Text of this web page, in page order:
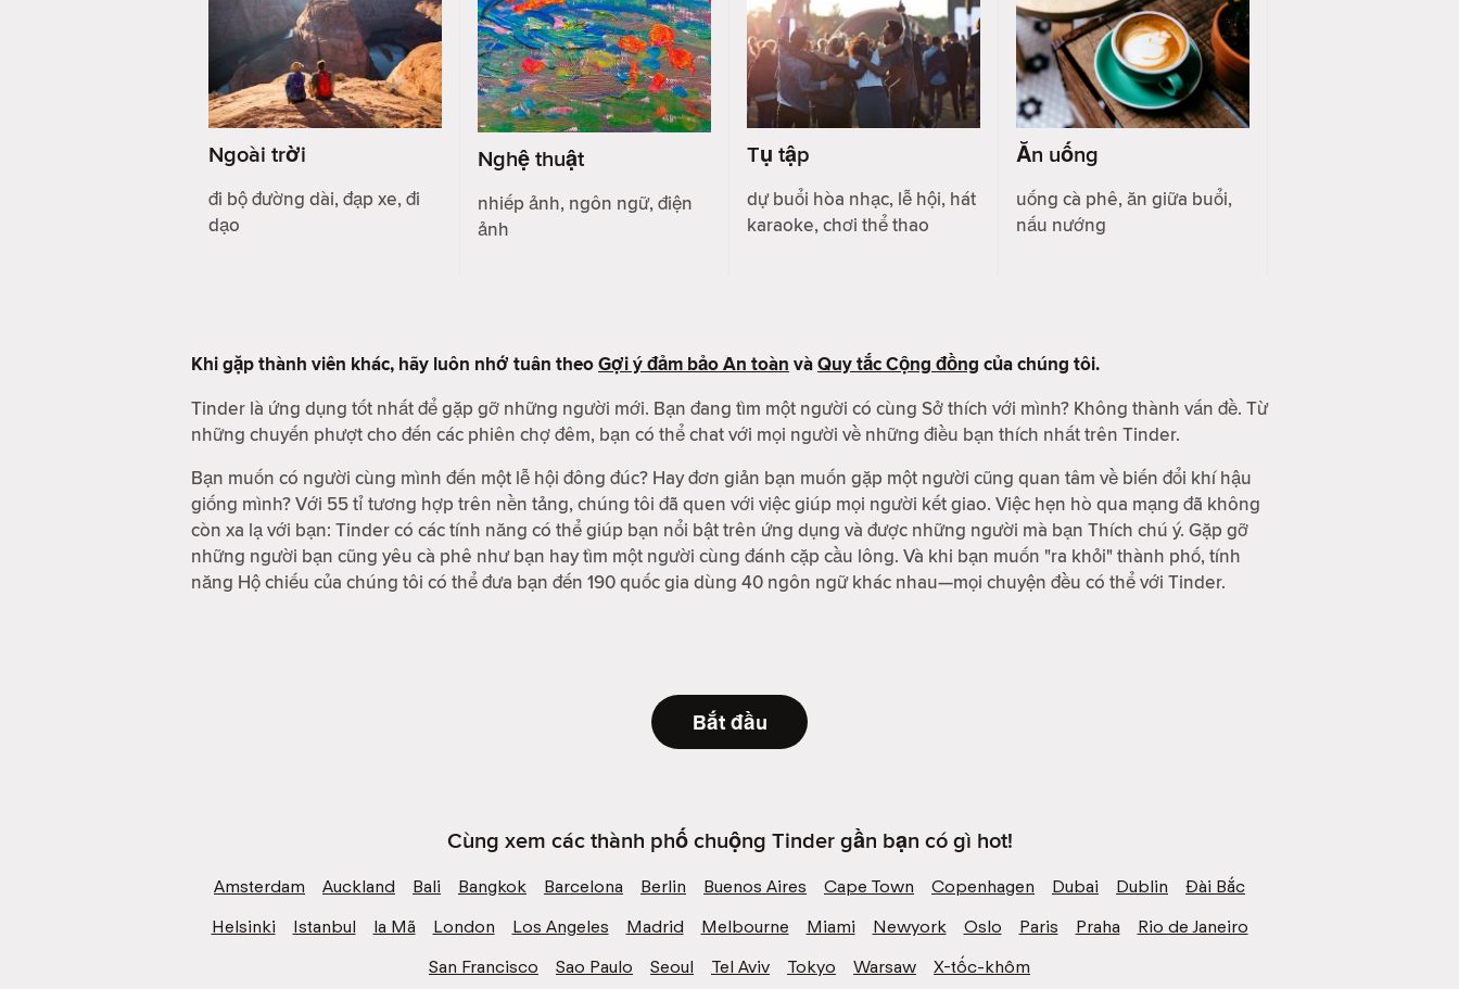
Ngoài trời
đi bộ đường dài, đạp xe, đi
dạo
Nghệ thuật
nhiếp ảnh, ngôn ngữ, điện
ảnh
Tụ tập
dự buổi hòa nhạc, lễ hội, hát
karaoke, chơi thể thao
Ăn uống
uống cà phê, ăn giữa buổi,
nấu nướng
Khi gặp thành viên khác, hãy luôn nhớ tuân theoGợi ý đảm bảo An toàn vàQuy tắc Cộng đồng của chúng tôi.
Tinder là ứng dụng tốt nhất để gặp gỡ những người mới. Bạn đang tìm một người có cùng Sở thích với mình? Không thành vấn đề. Từ
những chuyến phượt cho đến các phiên chợ đêm, bạn có thể chat với mọi người về những điều bạn thích nhất trên Tinder.
Bạn muốn có người cùng mình đến một lễ hội đông đúc? Hay đơn giản bạn muốn gặp một người cũng quan tâm về biến đổi khí hậu
giống mình? Với 55 tỉ tương hợp trên nền tảng, chúng tôi đã quen với việc giúp mọi người kết giao. Việc hẹn hò qua mạng đã không
còn xa lạ với bạn: Tinder có các tính năng có thể giúp bạn nổi bật trên ứng dụng và được những người mà bạn Thích chú ý. Gặp gỡ
những người bạn cũng yêu cà phê như bạn hay tìm một người cùng đánh cặp cầu lông. Và khi bạn muốn "ra khỏi" thành phố, tính
năng Hộ chiếu của chúng tôi có thể đưa bạn đến 190 quốc gia dùng 40 ngôn ngữ khác nhau—mọi chuyện đều có thể với Tinder.
Bắt đầu
Cùng xem các thành phố chuộng Tinder gần bạn có gì hot!
Amsterdam Auckland Bali Bangkok Barcelona Berlin Buenos Aires Cape Town Copenhagen Dubai Dublin
Đài Bắc
Helsinki
Istanbul la Mã London Los Angeles Madrid Melbourne Miami Newyork Oslo Paris Praha
Rio de Janeiro
San Francisco
Sao Paulo Seoul Tel Aviv Tokyo Warsaw X-tốc-khôm